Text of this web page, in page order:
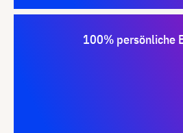
100% persönliche